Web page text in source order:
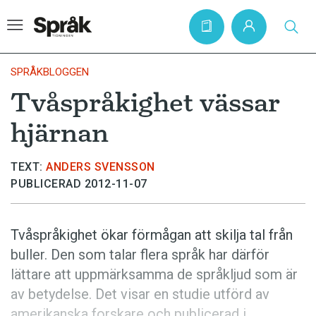
Hem
Artiklar
Krönikor
Språkfrågor
Bokrecensioner
Kviss
Podden
SPRÅKBLOGGEN
Tvåspråkighet vässar
hjärnan
TEXT: ANDERS SVENSSON
PUBLICERAD 2012-11-07
Tvåspråkighet ökar förmågan att skilja tal från
buller. Den som talar flera språk har därför
lättare att uppmärksamma de språkljud som är
av betydelse. Det visar en studie utförd av